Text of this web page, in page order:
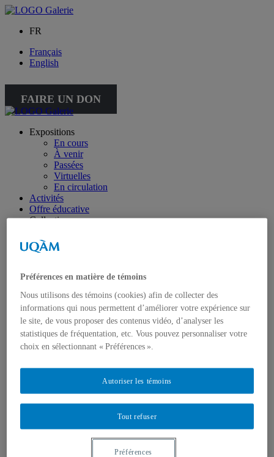
FR
Français
English
FAIRE UN DON
Expositions
En cours
À venir
Passées
Virtuelles
En circulation
Activités
Offre éducative
Collection
Collection spéciale : petite collection
À propos de la collection
Publications
À propos des publications
À propos des Éditions les petits carnets
Actualités
À propos
Accessibilité
Contact
Proposition de projet
Partenaires
Salle de presse
Recherche placeholder
Préférences en matière de témoins
Nous utilisons des témoins (cookies) afin de collecter des
informations qui nous permettent d’améliorer votre expérience sur
le site, de vous proposer des contenus vidéo, d’analyser les
statistiques de fréquentation, etc. Vous pouvez personnaliser votre
choix en sélectionnant « Préférences ».
Tout refuser
Autoriser les témoins
Préférences